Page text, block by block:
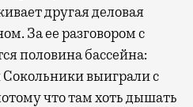
другая деловая
За ее разговором с
половина бассейна:
Сокольники выиграли с
что там хоть дышать